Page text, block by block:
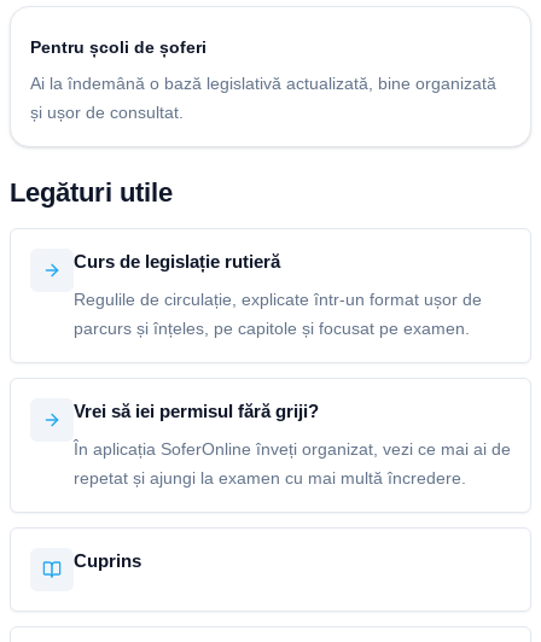
Pentru școli de șoferi
Ai la îndemână o bază legislativă actualizată, bine organizată
și ușor de consultat.
Legături utile
Curs de legislație rutieră
Regulile de circulație, explicate într-un format ușor de
parcurs și înțeles, pe capitole și focusat pe examen.
Vrei să iei permisul fără griji?
În aplicația SoferOnline înveți organizat, vezi ce mai ai de
repetat și ajungi la examen cu mai multă încredere.
Cuprins